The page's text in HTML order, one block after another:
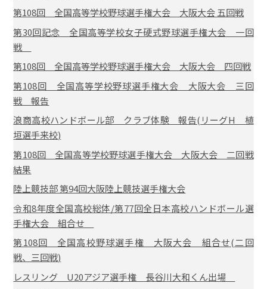
第108回 全国高等学校野球選手権大会 大阪大会 五回戦
第30回記念 全国高等学校女子硬式野球選手権大会 一回
戦
第108回 全国高等学校野球選手権大会 大阪大会 四回戦
第108回 全国高等学校野球選手権大会 大阪大会 三回
戦 報告
浪商高校ハンドボール部 クラブ体験 報告(リーグH 植
垣選手来校)
第108回 全国高等学校野球選手権大会 大阪大会 二回戦
結果
陸上競技部 第94回大阪陸上競技選手権大会
令和8年度全国高校総体/第77回全日本高校ハンドボール選
手権大会 組合せ
第108回 全国高校野球選手権 大阪大会 組合せ(二回
戦、三回戦)
レスリング U20アジア選手権 長谷川大和くん出場